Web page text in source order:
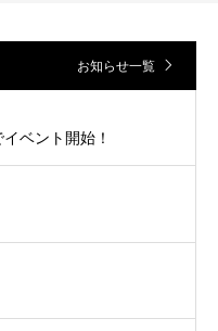
お知らせ一覧
ベント開始！